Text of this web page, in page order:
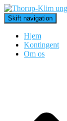
Skift navigation
Hjem
Kontingent
Om os